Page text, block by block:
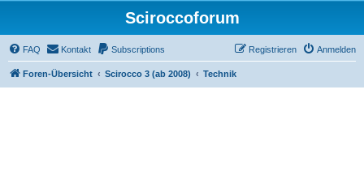
Sciroccoforum
FAQ Kontakt Subscriptions Anmelden
Registrieren
Foren-Übersicht Scirocco 3 (ab 2008) Technik